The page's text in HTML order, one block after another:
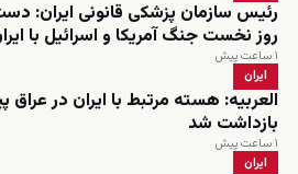
روز نخست جنگ آمریکا و اسرائیل با
۱ ساعت پیش
ایران
العربیه: هسته مرتبط با ایران در
بازداشت شد
۱ ساعت پیش
ایران